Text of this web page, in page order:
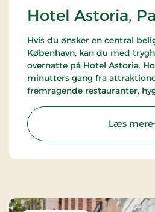
Hotel Astoria,
Hvis du ønsker en central
København, kan du med
overnatte på Hotel Astoria.
minutters gang fra
fremragende restauranter,
Hotellet er en del af alliancen
The Hotel Alliance.
Læs mere